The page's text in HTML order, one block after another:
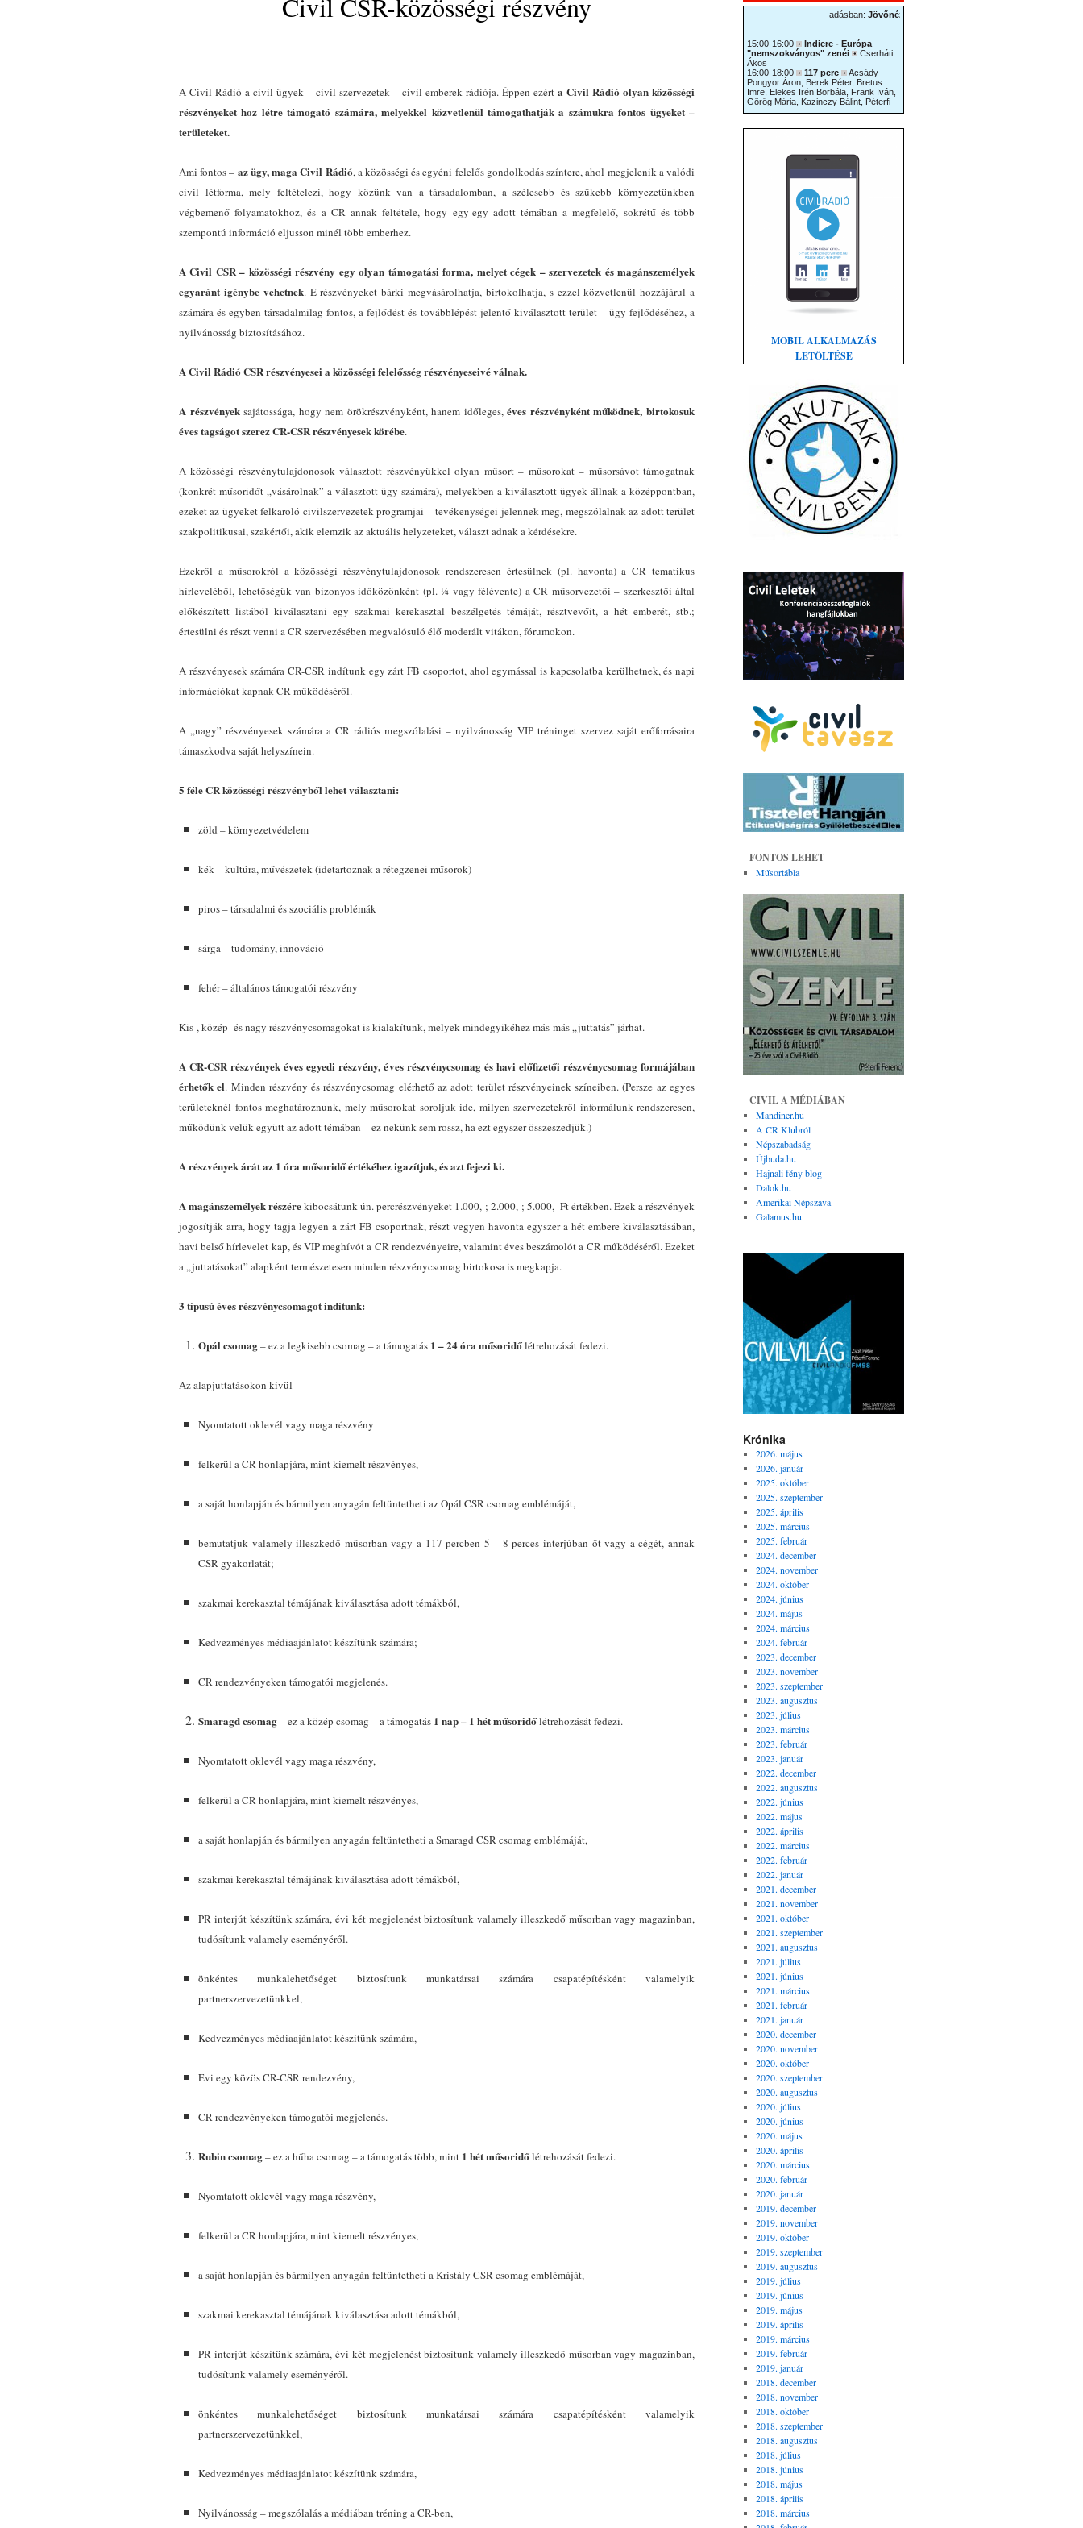
Civil CSR-közösségi részvény
A Civil Rádió a civil ügyek – civil szervezetek – civil emberek rádiója. Éppen ezért a Civil Rádió olyan közösségi
részvényeket hoz létre támogató számára, melyekkel közvetlenül támogathatják a számukra fontos ügyeket –
területeket.
Ami fontos – az ügy, maga Civil Rádió, a közösségi és egyéni felelős gondolkodás színtere, ahol megjelenik a valódi
civil létforma, mely feltételezi, hogy közünk van a társadalomban, a szélesebb és szűkebb környezetünkben
végbemenő folyamatokhoz, és a CR annak feltétele, hogy egy-egy adott témában a megfelelő, sokrétű és több
szempontú információ eljusson minél több emberhez.
A Civil CSR – közösségi részvény egy olyan támogatási forma, melyet cégek – szervezetek és magánszemélyek
egyaránt igénybe vehetnek. E részvényeket bárki megvásárolhatja, birtokolhatja, s ezzel közvetlenül hozzájárul a
számára és egyben társadalmilag fontos, a fejlődést és továbblépést jelentő kiválasztott terület – ügy fejlődéséhez, a
nyilvánosság biztosításához.
A Civil Rádió CSR részvényesei a közösségi felelősség részvényeseivé válnak.
A részvényeksajátossága, hogy nem örökrészvényként, hanem időleges,éves részvényként működnek, birtokosuk
éves tagságot szerez CR-CSR részvényesek körébe.
A közösségi részvénytulajdonosok választott részvényükkel olyan műsort – műsorokat – műsorsávot támogatnak
(konkrét műsoridőt „vásárolnak” a választott ügy számára), melyekben a kiválasztott ügyek állnak a középpontban,
ezeket az ügyeket felkaroló civilszervezetek programjai – tevékenységei jelennek meg, megszólalnak az adott terület
szakpolitikusai, szakértői, akik elemzik az aktuális helyzeteket, választ adnak a kérdésekre.
Ezekről a műsorokról a közösségi részvénytulajdonosok rendszeresen értesülnek (pl. havonta) a CR tematikus
hírleveléből, lehetőségük van bizonyos időközönként (pl. ¼ vagy félévente) a CR műsorvezetői – szerkesztői által
előkészített listából kiválasztani egy szakmai kerekasztal beszélgetés témáját, résztvevőit, a hét emberét, stb.;
értesülni és részt venni a CR szervezésében megvalósuló élő moderált vitákon, fórumokon.
A részvényesek számára CR-CSR indítunk egy zárt FB csoportot, ahol egymással is kapcsolatba kerülhetnek, és napi
információkat kapnak CR működéséről.
A „nagy” részvényesek számára a CR rádiós megszólalási – nyilvánosság VIP tréninget szervez saját erőforrásaira
támaszkodva saját helyszínein.
5 féle CR közösségi részvényből lehet választani:
zöld – környezetvédelem
kék – kultúra, művészetek (idetartoznak a rétegzenei műsorok)
piros – társadalmi és szociális problémák
sárga – tudomány, innováció
fehér – általános támogatói részvény
Kis-, közép- és nagy részvénycsomagokat is kialakítunk, melyek mindegyikéhez más-más „juttatás” járhat.
A CR-CSR részvények éves egyedi részvény, éves részvénycsomag és havi előfizetői részvénycsomag formájában
érhetők el. Minden részvény és részvénycsomag elérhető az adott terület részvényeinek színeiben. (Persze az egyes
területeknél fontos meghatároznunk, mely műsorokat soroljuk ide, milyen szervezetekről informálunk rendszeresen,
működünk velük együtt az adott témában – ez nekünk sem rossz, ha ezt egyszer összeszedjük.)
A részvények árát az 1 óra műsoridő értékéhez igazítjuk, és azt fejezi ki.
A magánszemélyek részérekibocsátunk ún. percrészvényeket 1.000,-; 2.000,-; 5.000,- Ft értékben. Ezek a részvények
jogosítják arra, hogy tagja legyen a zárt FB csoportnak, részt vegyen havonta egyszer a hét embere kiválasztásában,
havi belső hírlevelet kap, és VIP meghívót a CR rendezvényeire, valamint éves beszámolót a CR működéséről. Ezeket
a „juttatásokat” alapként természetesen minden részvénycsomag birtokosa is megkapja.
3 típusú éves részvénycsomagot indítunk:
Opál csomag– ez a legkisebb csomag – a támogatás 1 – 24 óra műsoridőlétrehozását fedezi.
Az alapjuttatásokon kívül
Nyomtatott oklevél vagy maga részvény
felkerül a CR honlapjára, mint kiemelt részvényes,
a saját honlapján és bármilyen anyagán feltüntetheti az Opál CSR csomag emblémáját,
bemutatjuk valamely illeszkedő műsorban vagy a 117 percben 5 – 8 perces interjúban őt vagy a cégét, annak
CSR gyakorlatát;
szakmai kerekasztal témájának kiválasztása adott témákból,
Kedvezményes médiaajánlatot készítünk számára;
CR rendezvényeken támogatói megjelenés.
Smaragd csomag– ez a közép csomag – a támogatás 1 nap – 1 hét műsoridőlétrehozását fedezi.
Nyomtatott oklevél vagy maga részvény,
felkerül a CR honlapjára, mint kiemelt részvényes,
a saját honlapján és bármilyen anyagán feltüntetheti a Smaragd CSR csomag emblémáját,
szakmai kerekasztal témájának kiválasztása adott témákból,
PR interjút készítünk számára, évi két megjelenést biztosítunk valamely illeszkedő műsorban vagy magazinban,
tudósítunk valamely eseményéről.
önkéntes munkalehetőséget biztosítunk munkatársai számára csapatépítésként valamelyik
partnerszervezetünkkel,
Kedvezményes médiaajánlatot készítünk számára,
Évi egy közös CR-CSR rendezvény,
CR rendezvényeken támogatói megjelenés.
Rubin csomag– ez a hűha csomag – a támogatás több, mint 1 hét műsoridőlétrehozását fedezi.
Nyomtatott oklevél vagy maga részvény,
felkerül a CR honlapjára, mint kiemelt részvényes,
a saját honlapján és bármilyen anyagán feltüntetheti a Kristály CSR csomag emblémáját,
szakmai kerekasztal témájának kiválasztása adott témákból,
PR interjút készítünk számára, évi két megjelenést biztosítunk valamely illeszkedő műsorban vagy magazinban,
tudósítunk valamely eseményéről.
önkéntes munkalehetőséget biztosítunk munkatársai számára csapatépítésként valamelyik
partnerszervezetünkkel,
Kedvezményes médiaajánlatot készítünk számára,
Nyilvánosság – megszólalás a médiában tréning a CR-ben,
MOBIL ALKALMAZÁS
LETÖLTÉSE
FONTOS LEHET
Műsortábla
CIVIL A MÉDIÁBAN
Mandiner.hu
A CR Klubról
Népszabadság
Újbuda.hu
Hajnali fény blog
Dalok.hu
Amerikai Népszava
Galamus.hu
Krónika
2026. május
2026. január
2025. október
2025. szeptember
2025. április
2025. március
2025. február
2024. december
2024. november
2024. október
2024. június
2024. május
2024. március
2024. február
2023. december
2023. november
2023. szeptember
2023. augusztus
2023. július
2023. március
2023. február
2023. január
2022. december
2022. augusztus
2022. június
2022. május
2022. április
2022. március
2022. február
2022. január
2021. december
2021. november
2021. október
2021. szeptember
2021. augusztus
2021. július
2021. június
2021. március
2021. február
2021. január
2020. december
2020. november
2020. október
2020. szeptember
2020. augusztus
2020. július
2020. június
2020. május
2020. április
2020. március
2020. február
2020. január
2019. december
2019. november
2019. október
2019. szeptember
2019. augusztus
2019. július
2019. június
2019. május
2019. április
2019. március
2019. február
2019. január
2018. december
2018. november
2018. október
2018. szeptember
2018. augusztus
2018. július
2018. június
2018. május
2018. április
2018. március